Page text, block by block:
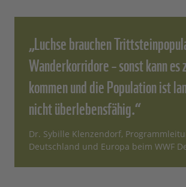
„Luchse brauchen
Wanderkorridore – sonst kann es
kommen und die Population ist
nicht überlebensfähig.“
Dr. Sybille Klenzendorf,
Deutschland und Europa beim WWF